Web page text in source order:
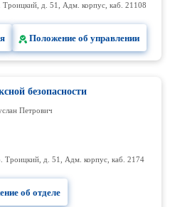
Троицкий, д. 51, Адм. корпус, каб. 21108
Положение об управлении
безопасности
Петрович
Троицкий, д. 51, Адм. корпус, каб. 2174
об отделе